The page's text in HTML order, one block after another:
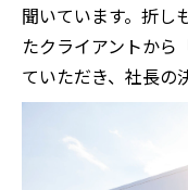
聞いています。折し
たクライアントから
ていただき、社長の